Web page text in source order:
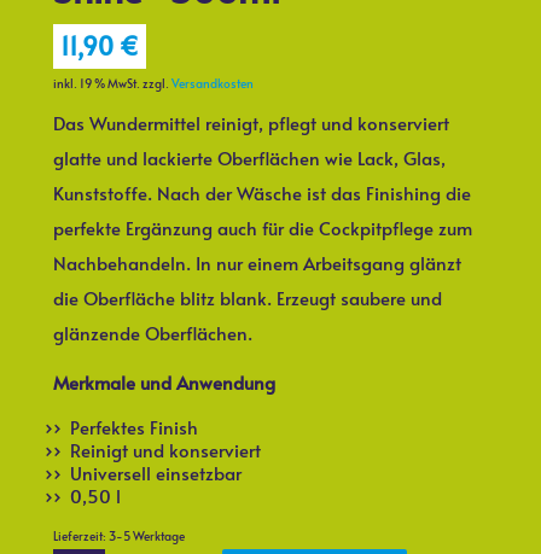
11,90 €
inkl. 19 % MwSt. zzgl. Versandkosten
Das Wundermittel reinigt, pflegt und konserviert
glatte und lackierte Oberflächen wie Lack, Glas,
Kunststoffe. Nach der Wäsche ist das Finishing die
perfekte Ergänzung auch für die Cockpitpflege zum
Nachbehandeln. In nur einem Arbeitsgang glänzt
die Oberfläche blitz blank. Erzeugt saubere und
glänzende Oberflächen.
Merkmale und Anwendung
Perfektes Finish
Reinigt und konserviert
Universell einsetzbar
0,50 l
Lieferzeit: 3-5 Werktage